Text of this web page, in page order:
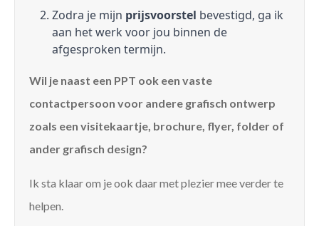
Zodra je mijn prijsvoorstel bevestigd, ga ik
aan het werk voor jou binnen de
afgesproken termijn.
Wil je naast een PPT ook een vaste
contactpersoon voor andere grafisch ontwerp
zoals een visitekaartje, brochure, flyer, folder of
ander grafisch design?
Ik sta klaar om je ook daar met plezier mee verder te
helpen.